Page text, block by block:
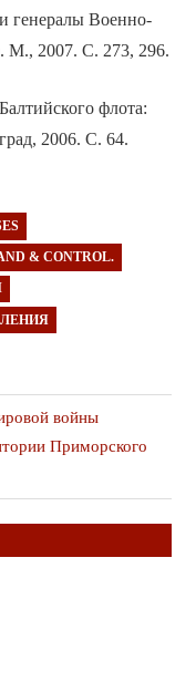
генералы Военно-
2007. С. 273, 296.
флота:
2006. С. 64.
& CONTROL.
войны
Приморского